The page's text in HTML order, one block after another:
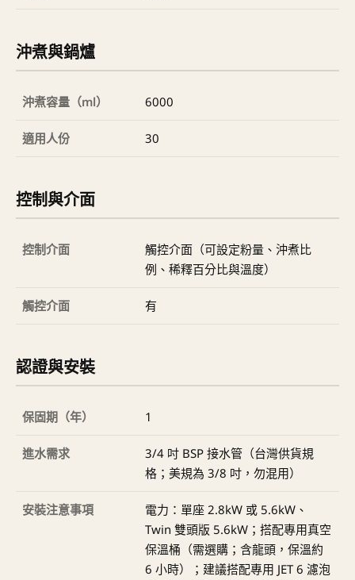
沖煮與鍋爐
沖煮容量（ml） 6000
適用人份 30
控制與介面
控制介面
觸控介面（可設定粉量、沖煮比
例、稀釋百分比與溫度）
觸控介面 有
認證與安裝
保固期（年） 1
進水需求
3/4 吋 BSP 接水管（台灣供貨規
格；美規為 3/8 吋，勿混用）
安裝注意事項
電力：單座 2.8kW 或 5.6kW、
Twin 雙頭版 5.6kW；搭配專用真空
保溫桶（需選購；含龍頭，保溫約
6 小時）；建議搭配專用 JET 6 濾泡